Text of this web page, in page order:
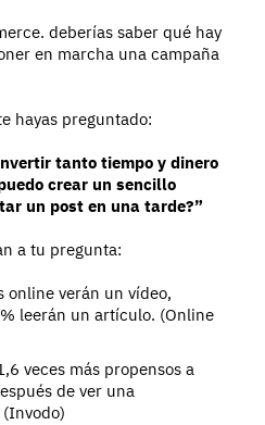
deberías saber qué hay
en marcha una campaña
hayas preguntado:
tanto tiempo y dinero
crear un sencillo
un post en una tarde?”
a tu pregunta:
online verán un vídeo,
leerán un artículo. (Online
veces más propensos a
de ver una